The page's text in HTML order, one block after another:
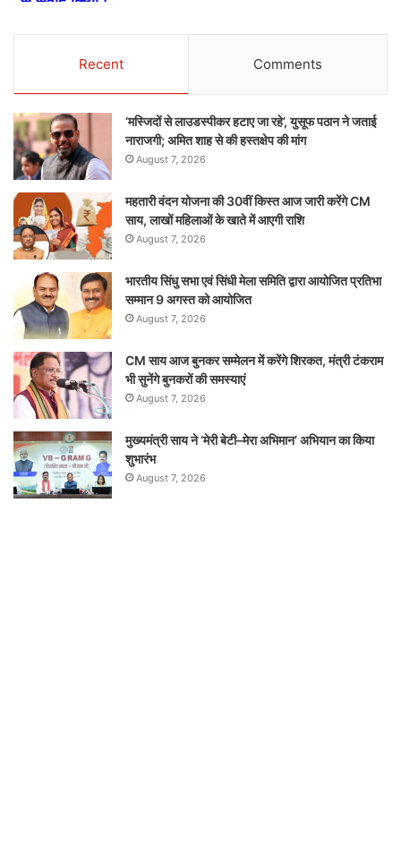
Recent Comments
‘मस्जिदों से लाउडस्पीकर हटाए जा रहे’, युसूफ पठान ने जताई
नाराजगी; अमित शाह से की हस्तक्षेप की मांग
August 7, 2026
महतारी वंदन योजना की 30वीं किस्त आज जारी करेंगे CM
साय, लाखों महिलाओं के खाते में आएगी राशि
August 7, 2026
भारतीय सिंधु सभा एवं सिंधी मेला समिति द्वारा आयोजित प्रतिभा
सम्मान 9 अगस्त को आयोजित
August 7, 2026
CM साय आज बुनकर सम्मेलन में करेंगे शिरकत, मंत्री टंकराम
भी सुनेंगे बुनकरों की समस्याएं
August 7, 2026
मुख्यमंत्री साय ने ‘मेरी बेटी–मेरा अभिमान’ अभियान का किया
शुभारंभ
August 7, 2026